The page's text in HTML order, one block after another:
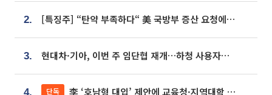
2. [특징주] “탄약 부족하다“ 美 국방부 증산 요청에⋯국내 방산주 급등세
3. 현대차·기아, 이번 주 임단협 재개…하청 사용자성 재심도 ‘변수’
4. 단독 李 ‘호남형 대입’ 제안에 교육청·지역대학 서·논술형 입시 연계 '착수'